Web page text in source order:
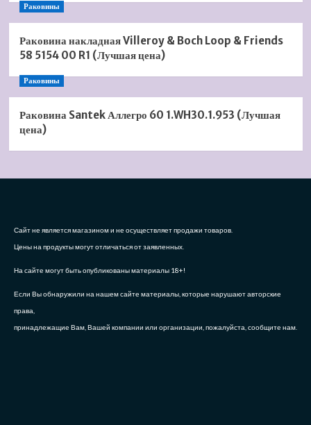
Раковины
Раковина накладная Villeroy & Boch Loop & Friends
58 5154 00 R1 (Лучшая цена)
Раковины
Раковина Santek Аллегро 60 1.WH30.1.953 (Лучшая
цена)
Сайт не является магазином и не осуществляет продажи товаров.
Цены на продукты могут отличаться от заявленных.
На сайте могут быть опубликованы материалы 18+!
Если Вы обнаружили на нашем сайте материалы, которые нарушают авторские
права,
принадлежащие Вам, Вашей компании или организации, пожалуйста, сообщите нам.